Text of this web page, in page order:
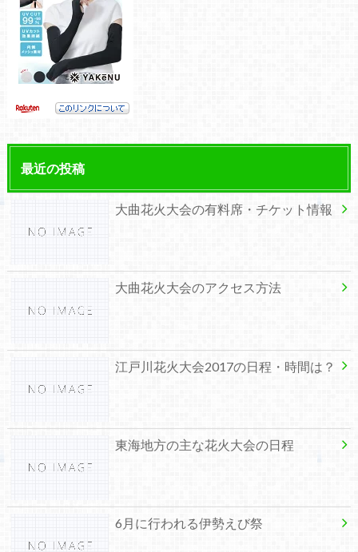
最近の投稿
大曲花火大会の有料席・チケット情報
大曲花火大会のアクセス方法
江戸川花火大会2017の日程・時間は？
東海地方の主な花火大会の日程
6月に行われる伊勢えび祭